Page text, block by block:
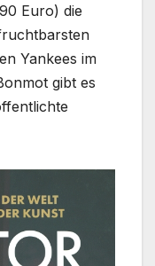
Euro) die
Yankees im
gibt es